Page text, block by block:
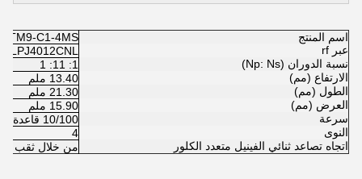
اسم المنتج
C1-4MS
عبر rf
LPJ4012CNL
نسبة الدوران (Np: Ns)
1: 11: 1
الارتفاع (مم)
13.40 ملم
الطول (مم)
21.30 ملم
العرض (مم)
15.90 ملم
سرعة
10/100 قاعدة
النوى
4
اتجاه تصاعد ثنائي الفينيل متعدد الكلور
من خلال ثقب